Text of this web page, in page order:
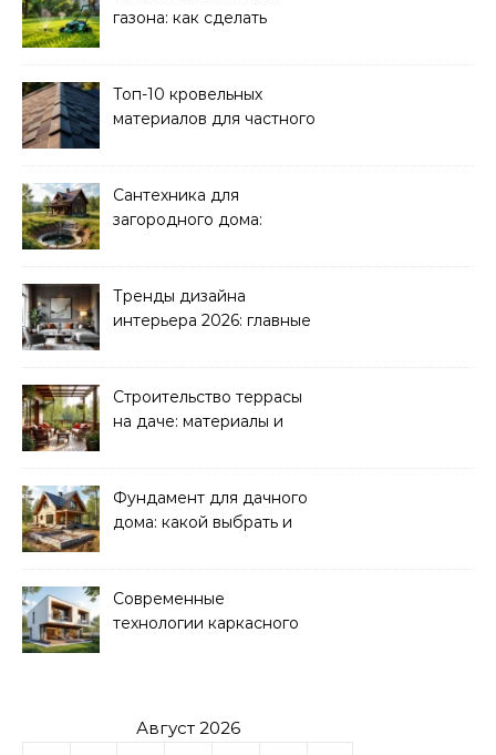
газона: как сделать
Топ-10 кровельных
материалов для частного
Сантехника для
загородного дома:
Тренды дизайна
интерьера 2026: главные
Строительство террасы
на даче: материалы и
Фундамент для дачного
дома: какой выбрать и
Современные
технологии каркасного
Август 2026